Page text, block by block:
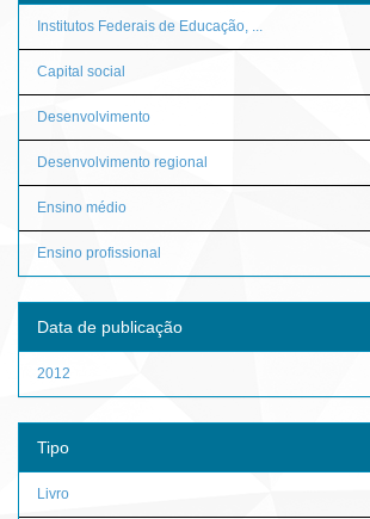
Institutos Federais de Educação, ...
Capital social
Desenvolvimento
Desenvolvimento regional
Ensino médio
Ensino profissional
Data de publicação
2012
Tipo
Livro